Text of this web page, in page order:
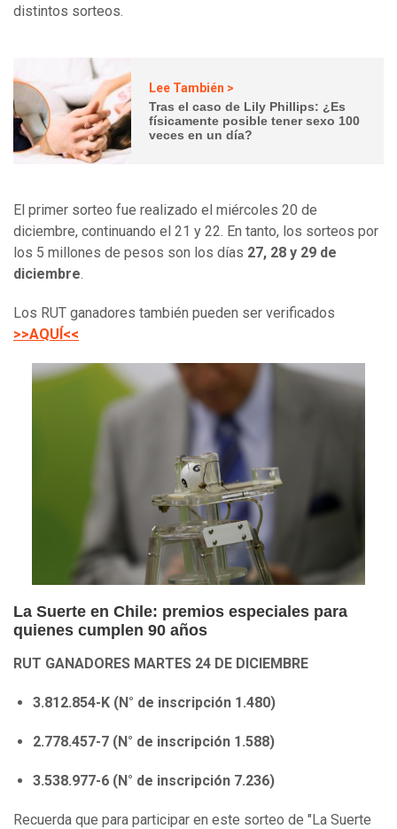
distintos sorteos.
Lee También >
Tras el caso de Lily Phillips: ¿Es
físicamente posible tener sexo 100
veces en un día?
El primer sorteo fue realizado el miércoles 20 de
diciembre, continuando el 21 y 22. En tanto, los sorteos por
los 5 millones de pesos son los días 27, 28 y 29 de
diciembre.
Los RUT ganadores también pueden ser verificados
>>AQUÍ<<
La Suerte en Chile: premios especiales para
quienes cumplen 90 años
RUT GANADORES MARTES 24 DE DICIEMBRE
3.812.854-K (N° de inscripción 1.480)
2.778.457-7 (N° de inscripción 1.588)
3.538.977-6 (N° de inscripción 7.236)
Recuerda que para participar en este sorteo de "La Suerte